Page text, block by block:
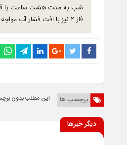
شب به مدت هشت ساعت با
فاز ۲ نیز با افت فشار آب مواجه خواهند بود.
برچسب ها این مطلب بدون
دیگر خبرها